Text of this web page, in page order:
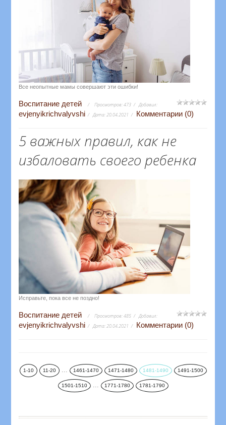
Все неопытные мамы совершают эти ошибки!
Воспитание детей Просмотров:473 Добавил:
evjenyikrichvalyvshi Дата:20.04.2021 Комментарии (0)
5 важных правил, как не
избаловать своего ребенка
Исправьте, пока все не поздно!
Воспитание детей Просмотров:485 Добавил:
evjenyikrichvalyvshi Дата:20.04.2021 Комментарии (0)
1-10 11-20 ... 1461-1470 1471-1480 1481-1490 1491-1500
1501-1510 ... 1771-1780 1781-1790